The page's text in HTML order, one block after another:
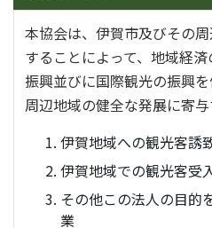
本協会は、伊賀市及びその
することによって、地域経
振興並びに国際観光の振興
周辺地域の健全な発展に寄
伊賀地域への観光客誘
伊賀地域での観光客受
その他この法人の目的
業